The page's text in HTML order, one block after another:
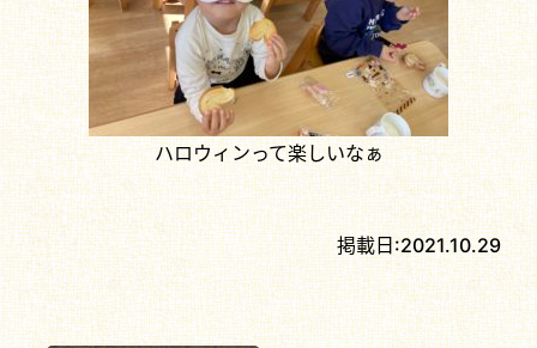
ハロウィンって楽しいなぁ
掲載日:2021.10.29